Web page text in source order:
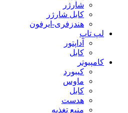
شارژر
کابل شارژر
هندزفری-ایرفون
لپ تاپ
آداپتور
کابل
کامپیوتر
کیبورد
ماوس
کابل
هدست
منبع تغذیه